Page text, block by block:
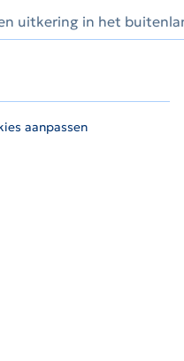
uitkering in het
aanpassen